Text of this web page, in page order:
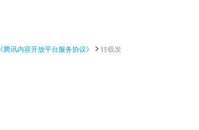
《腾讯内容开放平台服务协议》
转载发